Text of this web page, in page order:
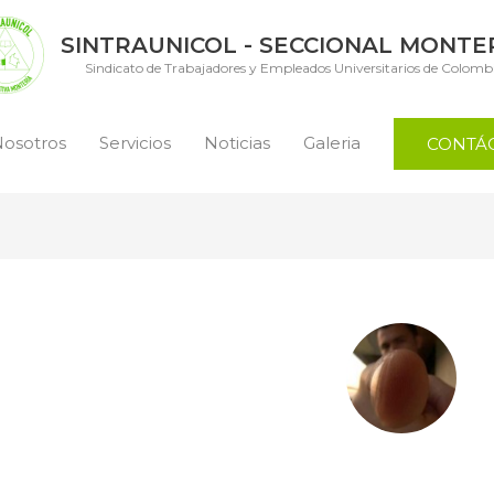
SINTRAUNICOL - SECCIONAL
Sindicato de Trabajadores y Empleados Universitarios de
Servicios Noticias Galeria